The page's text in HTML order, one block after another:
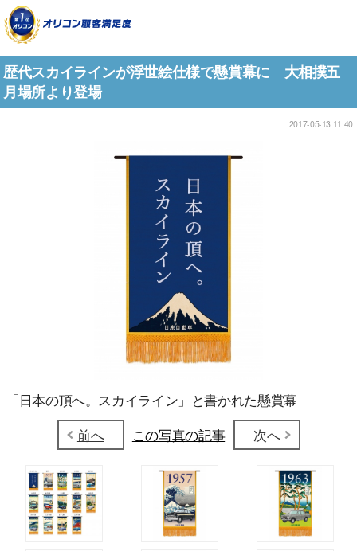
歴代スカイラインが浮世絵仕様で懸賞幕に 大相撲五
月場所より登場
2017-05-13 11:40
「日本の頂へ。スカイライン」と書かれた懸賞幕
前へ
この写真の記事 次へ